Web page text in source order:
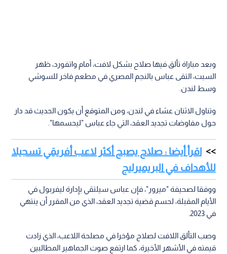
وبعد مباراة تألق فيها صلاح بشكل لافت، أمام واتفورد، ظهر
السبت، التقى عباس بالنجم المصري في مطعم فاخر للسوشي
وسط لندن.
وتناول الاثنان عشاء في لندن، ومن المتوقع أن يكون الحديث قد دار
حول مفاوضات تجديد العقد، التي جاء عباس "ليحسمها".
اقرأ أيضا : صلاح يصبح أكثر لاعب أفريقي تسجيلا
للأهداف في البريميرليج
ووفقا لصحيفة "ميرور"، فإن عباس سيلتقي بإدارة ليفربول في
الأيام المقبلة، لحسم قضية تجديد العقد، الذي من المقرر أن ينتهي
في 2023.
وصب التألق اللافت لصلاح مؤخرا في مصلحة اللاعب، الذي زادت
قيمته في الأشهر الأخيرة، كما ارتفع صوت الجماهير المطالبين